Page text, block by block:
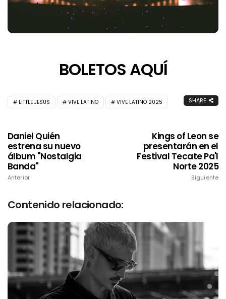
BOLETOS AQUÍ
LITTLE JESUS VIVE LATINO VIVE LATINO 2025 SHARE
Daniel Quién
estrena su nuevo
álbum "Nostalgia
Banda"
Anterior
Kings of Leon se
presentarán en el
Festival Tecate Pa'l
Norte 2025
Siguiente
Contenido relacionado: